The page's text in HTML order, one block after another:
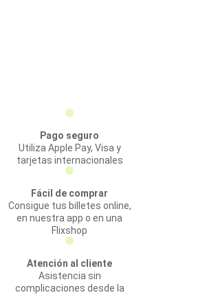
Pago seguro
Utiliza Apple Pay, Visa y
tarjetas internacionales
Fácil de comprar
Consigue tus billetes online,
en nuestra app o en una
Flixshop
Atención al cliente
Asistencia sin
complicaciones desde la